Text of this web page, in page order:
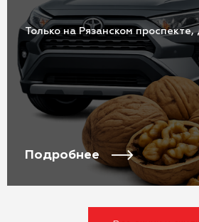
Только на Рязанском проспекте,
Подробнее